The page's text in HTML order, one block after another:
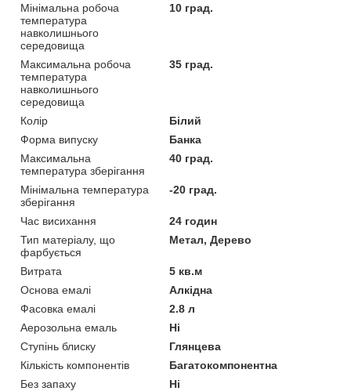
Мінімальна робоча
температура
навколишнього
середовища
10 град.
Максимальна робоча
температура
навколишнього
середовища
35 град.
Колір
Білий
Форма випуску
Банка
Максимальна
температура зберігання
40 град.
Мінімальна температура
зберігання
-20 град.
Час висихання
24 годин
Тип матеріалу, що
фарбується
Метал, Дерево
Витрата
5 кв.м
Основа емалі
Алкідна
Фасовка емалі
2.8 л
Аерозольна емаль
Ні
Ступінь блиску
Глянцева
Кількість компонентів
Багатокомпонентна
Без запаху
Ні